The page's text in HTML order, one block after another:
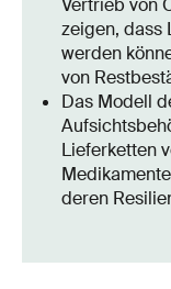
zeigen, dass
werden
von
Das Modell
Lieferketten
deren